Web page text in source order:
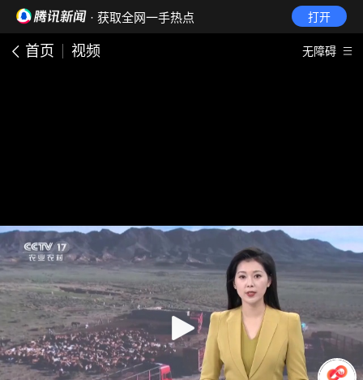
· 获取全网一手热点 打开
首页 视频 无障碍